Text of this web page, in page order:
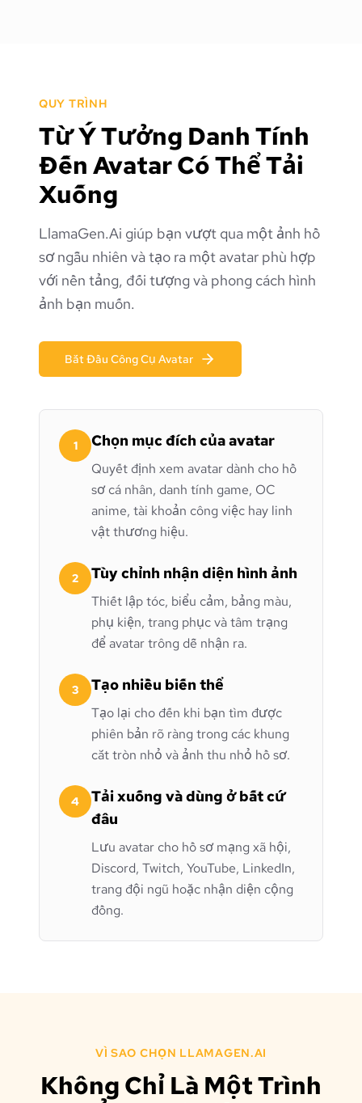
QUY TRÌNH
Từ Ý Tưởng Danh Tính
Đến Avatar Có Thể Tải
Xuống
LlamaGen.Ai giúp bạn vượt qua một ảnh hồ
sơ ngẫu nhiên và tạo ra một avatar phù hợp
với nền tảng, đối tượng và phong cách hình
ảnh bạn muốn.
Bắt Đầu Công Cụ Avatar
1 Chọn mục đích của avatar
Quyết định xem avatar dành cho hồ
sơ cá nhân, danh tính game, OC
anime, tài khoản công việc hay linh
vật thương hiệu.
2 Tùy chỉnh nhận diện hình ảnh
Thiết lập tóc, biểu cảm, bảng màu,
phụ kiện, trang phục và tâm trạng
để avatar trông dễ nhận ra.
3 Tạo nhiều biến thể
Tạo lại cho đến khi bạn tìm được
phiên bản rõ ràng trong các khung
cắt tròn nhỏ và ảnh thu nhỏ hồ sơ.
4
Tải xuống và dùng ở bất cứ
đâu
Lưu avatar cho hồ sơ mạng xã hội,
Discord, Twitch, YouTube, LinkedIn,
trang đội ngũ hoặc nhận diện cộng
đồng.
VÌ SAO CHỌN LLAMAGEN.AI
Không Chỉ Là Một Trình